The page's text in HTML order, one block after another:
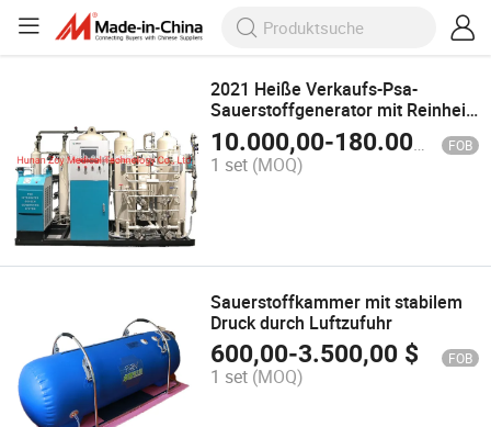
2021 Heiße Verkaufs-Psa-
Sauerstoffgenerator mit Reinheit
90%-96% für medizinische
Verwendung
10.000,00-180.000,00 $
FOB
1 set (MOQ)
Sauerstoffkammer mit stabilem
Druck durch Luftzufuhr
600,00-3.500,00 $ FOB
1 set (MOQ)